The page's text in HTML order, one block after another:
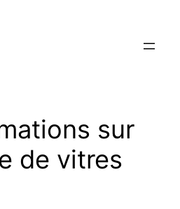
sur
de vitres